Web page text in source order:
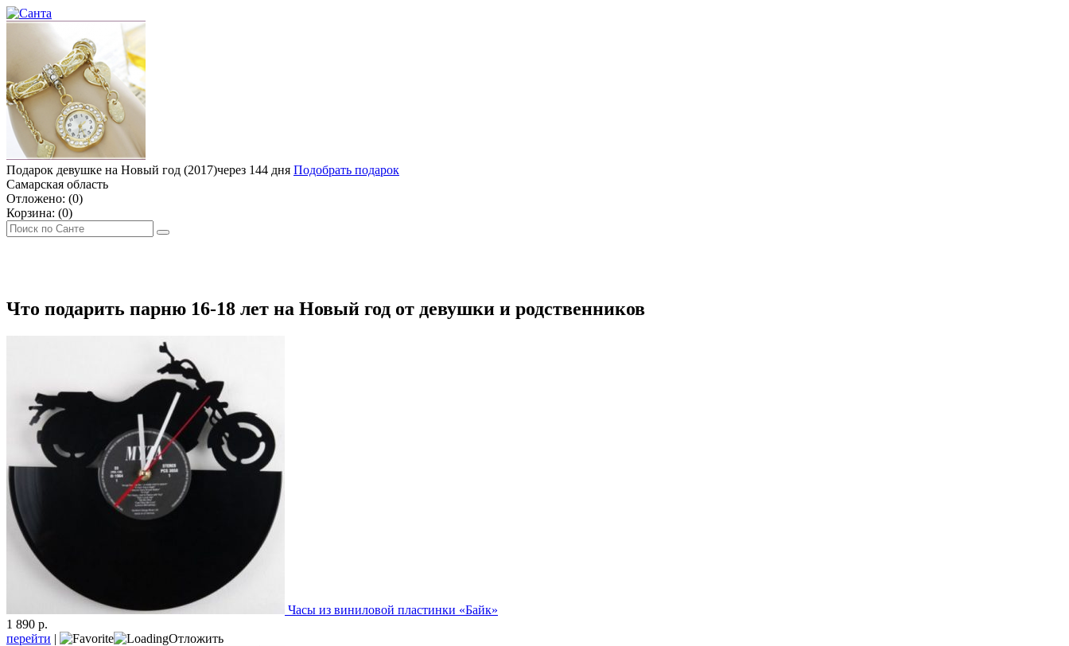
Подарок девушке на Новый год (2017)через 144 дня Подобрать подарок
Самарская область
Отложено: (0)
Корзина: (0)
Что подарить парню 16-18 лет на Новый год от девушки и родственников
Часы из виниловой пластинки «Байк»
1 890 р.
перейти | Отложить